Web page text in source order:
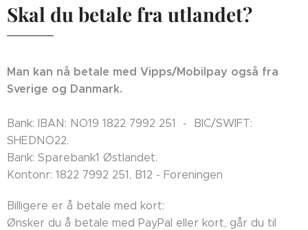
Skal du betale fra utlandet?
Man kan nå betale med Vipps/Mobilpay også fra
Sverige og Danmark.
Bank: IBAN: NO19 1822 7992 251 - BIC/SWIFT:
SHEDNO22.
Bank: Sparebank1 Østlandet.
Kontonr: 1822 7992 251, B12 - Foreningen
Billigere er å betale med kort:
Ønsker du å betale med PayPal eller kort, går du til